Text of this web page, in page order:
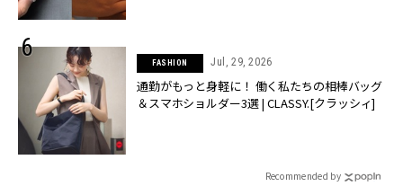
FASHION Jul, 29, 2026
通勤がもっと身軽に！ 働く私たちの相棒バッグ
＆スマホショルダー3選 | CLASSY.[クラッシィ]
Recommended by